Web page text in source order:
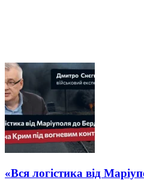
«Вся логістика від